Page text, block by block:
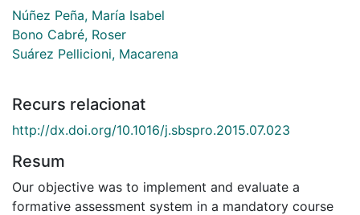
Núñez Peña, María Isabel
Bono Cabré, Roser
Suárez Pellicioni, Macarena
Recurs relacionat
http://dx.doi.org/10.1016/j.sbspro.2015.07.023
Resum
Our objective was to implement and evaluate a
formative assessment system in a mandatory course